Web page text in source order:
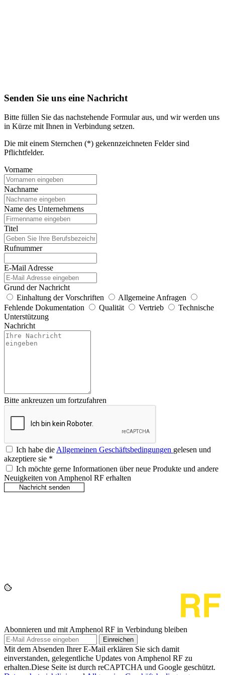
Senden Sie uns eine Nachricht
Bitte füllen Sie das nachstehende Formular aus, und wir werden uns
in Kürze mit Ihnen in Verbindung setzen.
Die mit einem Sternchen (*) gekennzeichneten Felder sind
Pflichtfelder.
Vorname
Nachname
Name des Unternehmens
Titel
Rufnummer
E-Mail Adresse
Grund der Nachricht
Einhaltung der Vorschriften
Allgemeine Anfragen
Fehlende Dokumentation
Qualität Vertrieb
Technische
Unterstützung
Nachricht
Bitte ankreuzen um fortzufahren
Ich habe dieAllgemeinen Geschäftsbedingungen gelesen und
akzeptiere sie *
Ich möchte gerne Informationen über neue Produkte und andere
Neuigkeiten von Amphenol RF erhalten
Abonnieren und mit Amphenol RF in Verbindung bleiben
Einreichen
Mit dem Absenden Ihrer E-Mail erklären Sie sich damit
einverstanden, gelegentliche Updates von Amphenol RF zu
erhalten.Diese Seite ist durch reCAPTCHA und Google geschützt.